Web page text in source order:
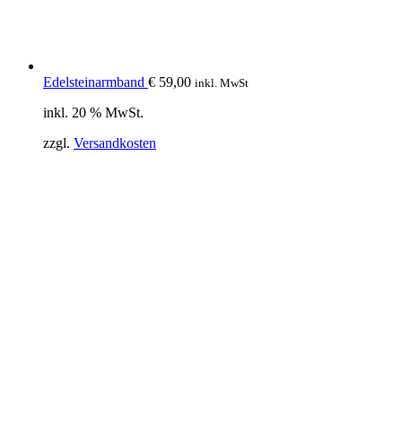
Edelsteinarmband € 59,00 inkl. MwSt
inkl. 20 % MwSt.
zzgl. Versandkosten